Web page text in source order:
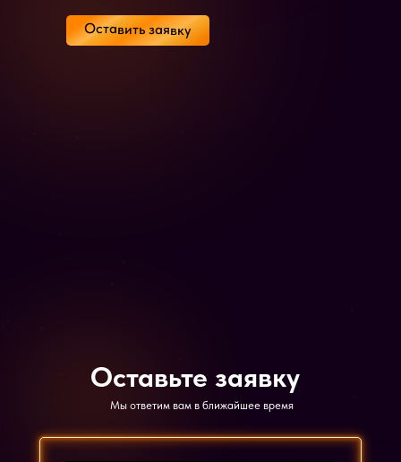
Оставить заявку
Оставьте заявку
Мы ответим вам в ближайшее время